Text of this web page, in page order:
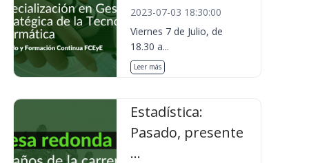
2023-07-03 18:30:00
Viernes 7 de Julio, de
18.30 a...
Leer más
Estadística:
Pasado, presente
...